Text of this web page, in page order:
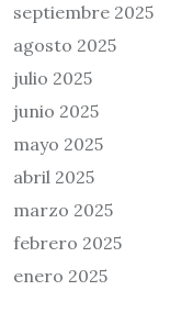
septiembre 2025
agosto 2025
julio 2025
junio 2025
mayo 2025
abril 2025
marzo 2025
febrero 2025
enero 2025